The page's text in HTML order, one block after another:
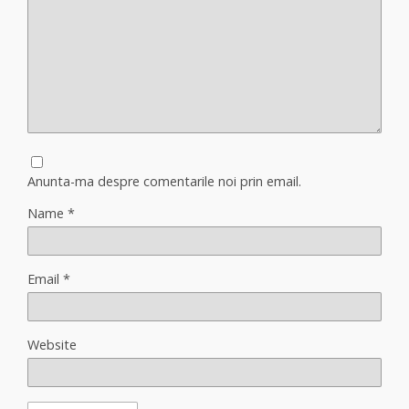
Anunta-ma despre comentarile noi prin email.
Name *
Email *
Website